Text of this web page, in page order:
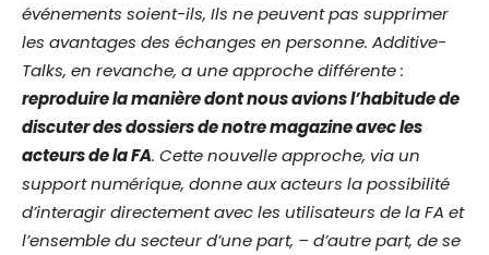
événements soient-ils, Ils ne peuvent pas supprimer
les avantages des échanges en personne. Additive-
Talks, en revanche, a une approche différente :
reproduire la manière dont nous avions l’habitude de
discuter des dossiers de notre magazine avec les
acteurs de la FA. Cette nouvelle approche, via un
support numérique, donne aux acteurs la possibilité
d’interagir directement avec les utilisateurs de la FA et
l’ensemble du secteur d’une part, – d’autre part, de se